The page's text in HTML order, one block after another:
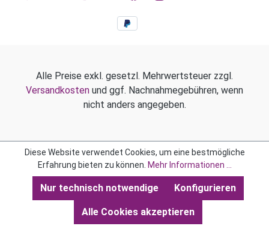
Alle Preise exkl. gesetzl. Mehrwertsteuer zzgl.
Versandkosten und ggf. Nachnahmegebühren, wenn
nicht anders angegeben.
Diese Website verwendet Cookies, um eine bestmögliche
Erfahrung bieten zu können. Mehr Informationen ...
Nur technisch notwendige Konfigurieren
Alle Cookies akzeptieren